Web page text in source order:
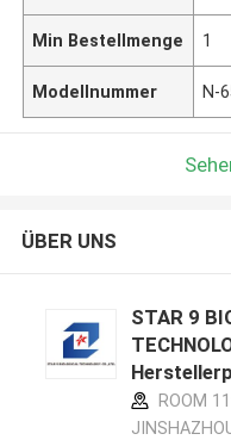
Min Bestellmenge 1
Modellnummer N-
ÜBER UNS
STAR 9
ROOM